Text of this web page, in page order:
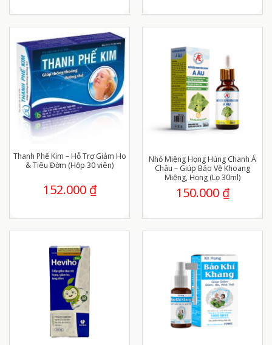
Thanh Phế Kim – Hỗ Trợ Giảm Ho
& Tiêu Đờm (Hộp 30 viên)
152.000 ₫
Nhỏ Miệng Họng Húng Chanh Á
Châu – Giúp Bảo Vệ Khoang
Miệng, Họng (Lọ 30ml)
150.000 ₫